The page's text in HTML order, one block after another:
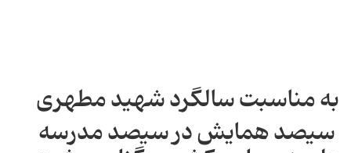
به مناسبت سالگرد شهید مطهری
سيصد همایش در سيصد مدرسه